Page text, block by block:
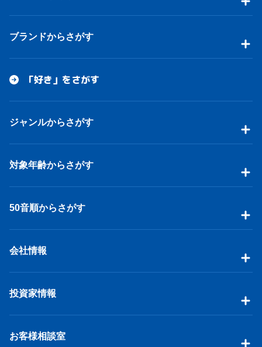
ブランドからさがす
「好き」をさがす
ジャンルからさがす
対象年齢からさがす
50音順からさがす
会社情報
投資家情報
お客様相談室